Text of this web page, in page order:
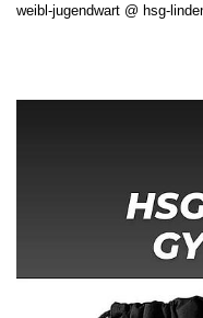
weibl-jugendwart @ hsg-